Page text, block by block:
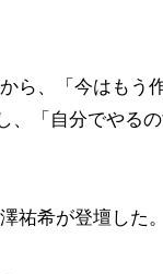
ら、「今はもう
、「自分でやる
祐希が登壇した。